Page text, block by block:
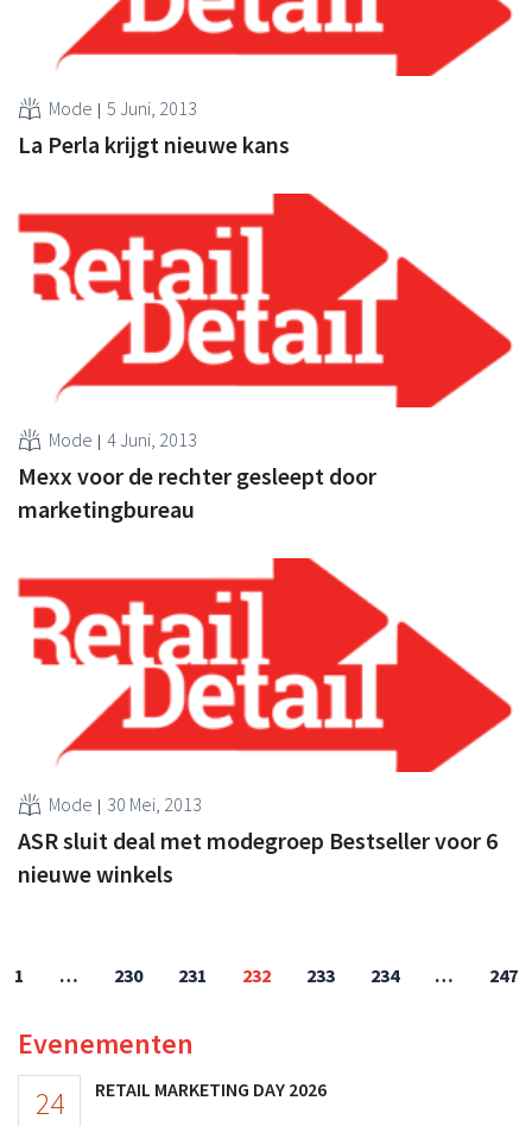
Mode 5 Juni, 2013
La Perla krijgt nieuwe kans
Mode 4 Juni, 2013
Mexx voor de rechter gesleept door
marketingbureau
Mode 30 Mei, 2013
ASR sluit deal met modegroep Bestseller voor 6
nieuwe winkels
1 … 230 231 232 233 234 … 247
Evenementen
24 RETAIL MARKETING DAY 2026